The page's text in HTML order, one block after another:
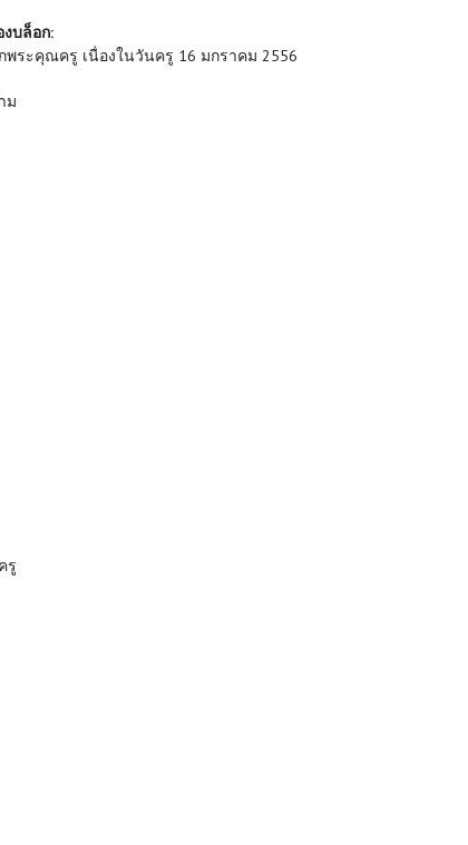
บล็อก:
พระคุณครู เนื่องในวันครู 16 มกราคม 2556
ม
รู